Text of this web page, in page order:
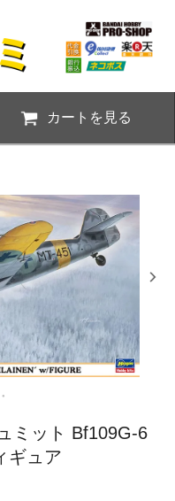
カートを見る
ミット Bf109G-6
ギュア